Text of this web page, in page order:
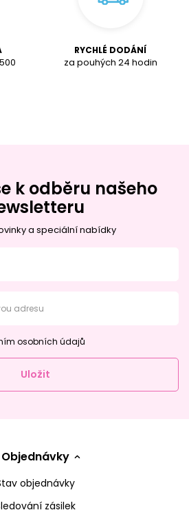
RYCHLÉ DODÁNÍ
za pouhých 24 hodin
k odběru našeho
a speciální nabídky
adresu
osobních údajů
Uložit
Objednávky
objednávky
zásilek